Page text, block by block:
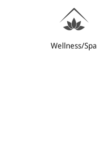
Wellness/Spa